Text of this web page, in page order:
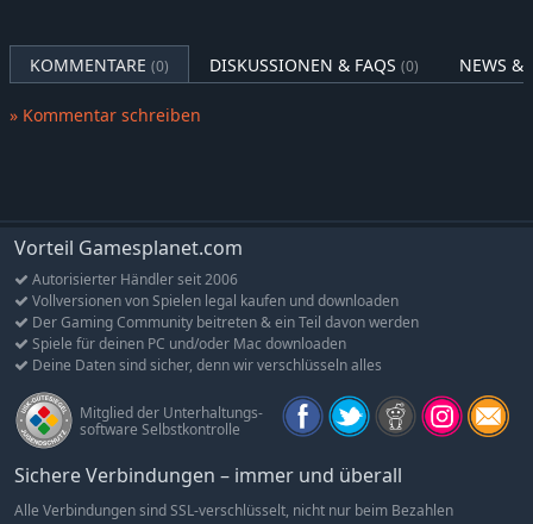
Möglichkeiten hinzu, gewähren im Spiel aber keine Vorteile.
Alle neuen Objekte haben vergleichbare Werte wie die bereits
KOMMENTARE (0) DISKUSSIONEN & FAQS (0) NEWS &
» Kommentar schreiben
Vorteil Gamesplanet.com
Autorisierter Händler seit 2006
Vollversionen von Spielen legal kaufen und downloaden
Der Gaming Community beitreten & ein Teil davon werden
Spiele für deinen PC und/oder Mac downloaden
Deine Daten sind sicher, denn wir verschlüsseln alles
Mitglied der Unterhaltungs-
software Selbstkontrolle
Sichere Verbindungen – immer und überall
Alle Verbindungen sind SSL-verschlüsselt, nicht nur beim Bezahlen